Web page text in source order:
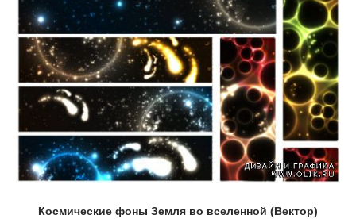
Космические фоны Земля во вселенной (Вектор)